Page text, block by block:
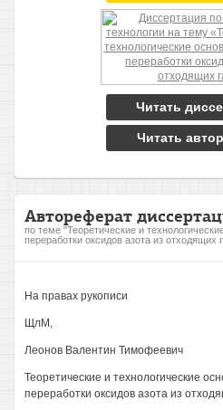
Читать
Читать
Автореферат
по теме "Теоретические и
переработки оксидов азота из отходящих
На правах рукописи
ЩлМ,
Леонов Валентин Тимофеевич
Теоретические и технологические
переработки оксидов азота из